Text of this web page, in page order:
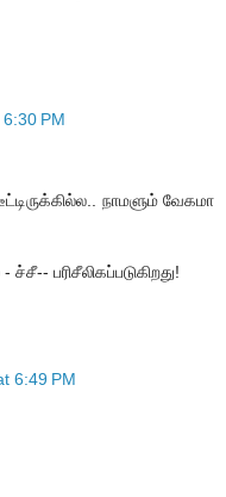
PM
நாமளும் வேகமா
பரிசீலிகப்படுகிறது!
6:49 PM